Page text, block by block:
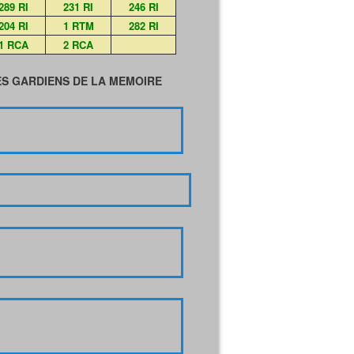
RI 231 RI
246 RI
RI
1 RTM
282 RI
RCA
2 RCA
GARDIENS DE LA MEMOIRE